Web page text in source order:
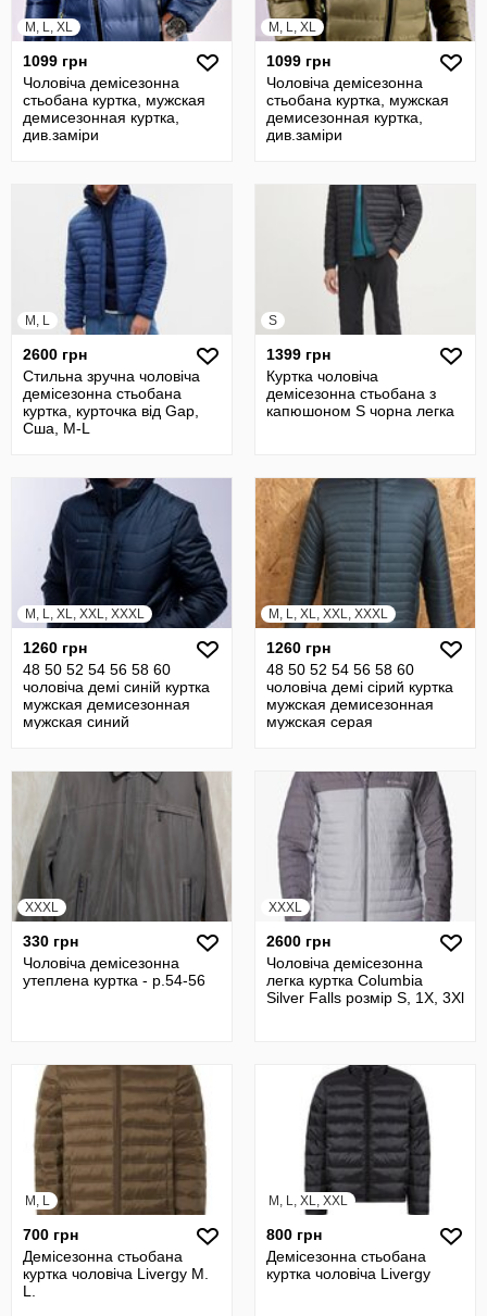
M, L, XL
1099 грн
Чоловіча демісезонна
стьобана куртка, мужская
демисезонная куртка,
див.заміри
M, L, XL
1099 грн
Чоловіча демісезонна
стьобана куртка, мужская
демисезонная куртка,
див.заміри
M, L
2600 грн
Стильна зручна чоловіча
демісезонна стьобана
куртка, курточка від Gap,
Сша, M-L
S
1399 грн
Куртка чоловіча
демісезонна стьобана з
капюшоном S чорна легка
M, L, XL, XXL, XXXL
1260 грн
48 50 52 54 56 58 60
чоловіча демі синій куртка
мужская демисезонная
мужская синий
M, L, XL, XXL, XXXL
1260 грн
48 50 52 54 56 58 60
чоловіча демі сірий куртка
мужская демисезонная
мужская серая
XXXL
330 грн
Чоловіча демісезонна
утеплена куртка - р.54-56
XXXL
2600 грн
Чоловіча демісезонна
легка куртка Columbia
Silver Falls розмір S, 1X, 3Xl
M, L
700 грн
Демісезонна стьобана
куртка чоловіча Livergy M.
L.
M, L, XL, XXL
800 грн
Демісезонна стьобана
куртка чоловіча Livergy